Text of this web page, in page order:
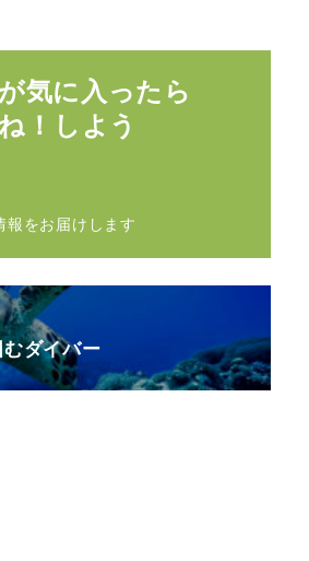
気に入ったら
！しよう
報をお届けします
ダイバー